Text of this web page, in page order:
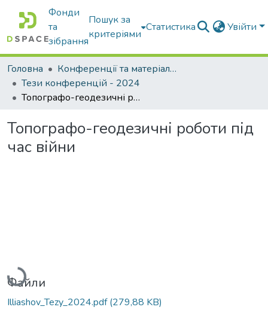
Фонди
та
зібрання
Пошук за
критеріями
Статистика Увійти
Головна
Конференції та матеріали конференцій
Тези конференцій - 2024
Топографо-геодезичні роботи під час війни
Топографо-геодезичні роботи під
час війни
Вантажиться...
Файли
Illiashov_Tezy_2024.pdf(279,88 KB)